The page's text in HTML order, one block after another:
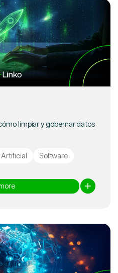
limpiar y gobernar datos
Software